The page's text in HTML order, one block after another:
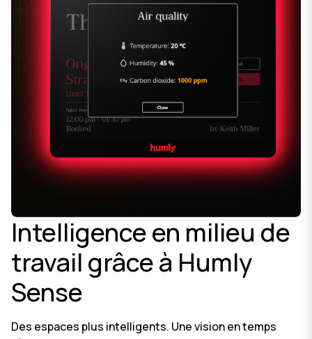
Intelligence en milieu de
travail grâce à Humly
Sense
Des espaces plus intelligents. Une vision en temps